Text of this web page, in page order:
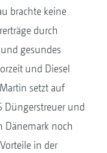
brachte keine
durch
gesundes
und Diesel
setzt auf
Düngerstreuer und
Dänemark noch
in der